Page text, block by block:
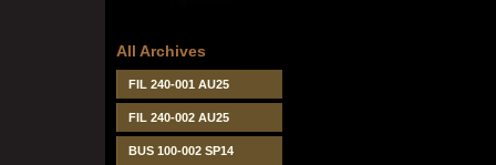
All Archives
FIL 240-001 AU25
FIL 240-002 AU25
BUS 100-002 SP14